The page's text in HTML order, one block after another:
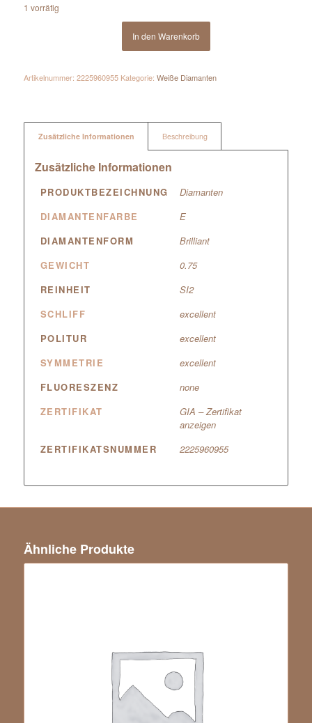
1 vorrätig
In den Warenkorb
Artikelnummer: 2225960955 Kategorie: Weiße Diamanten
Zusätzliche Informationen Beschreibung
Zusätzliche Informationen
PRODUKTBEZEICHNUNG
Diamanten
DIAMANTENFARBE
E
DIAMANTENFORM
Brilliant
GEWICHT
0.75
REINHEIT
SI2
SCHLIFF
excellent
POLITUR
excellent
SYMMETRIE
excellent
FLUORESZENZ
none
ZERTIFIKAT
GIA – Zertifikat
anzeigen
ZERTIFIKATSNUMMER
2225960955
Ähnliche Produkte